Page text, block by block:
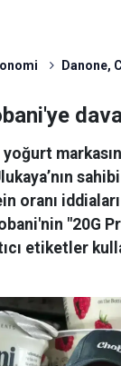
Danone,
oranı
"20G
etiketler